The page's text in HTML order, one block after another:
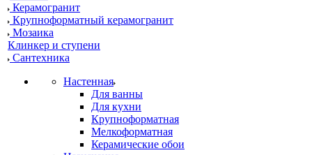
Керамогранит
Крупноформатный керамогранит
Мозаика
Клинкер и ступени
Сантехника
Настенная
Для ванны
Для кухни
Крупноформатная
Мелкоформатная
Керамические обои